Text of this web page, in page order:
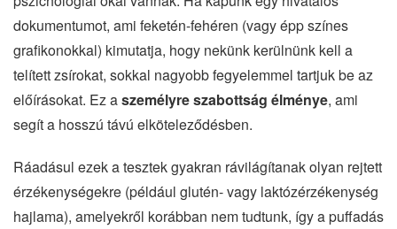
dokumentumot, ami feketén-fehéren (vagy épp színes
grafikonokkal) kimutatja, hogy nekünk kerülnünk kell a
telített zsírokat, sokkal nagyobb fegyelemmel tartjuk be az
előírásokat. Ez aszemélyre szabottság élménye, ami
segít a hosszú távú elköteleződésben.
Ráadásul ezek a tesztek gyakran rávilágítanak olyan rejtett
érzékenységekre (például glutén- vagy laktózérzékenység
hajlama), amelyekről korábban nem tudtunk, így a puffadás